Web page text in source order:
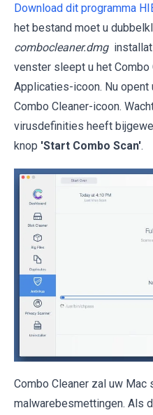
Download dit programma
het bestand moet u
combocleaner.dmg
venster sleept u het Combo
Applicaties-icoon. Nu opent
Combo Cleaner-icoon.
virusdefinities heeft
knop 'Start Combo Scan'.
Combo Cleaner zal uw Mac
malwarebesmettingen. Als